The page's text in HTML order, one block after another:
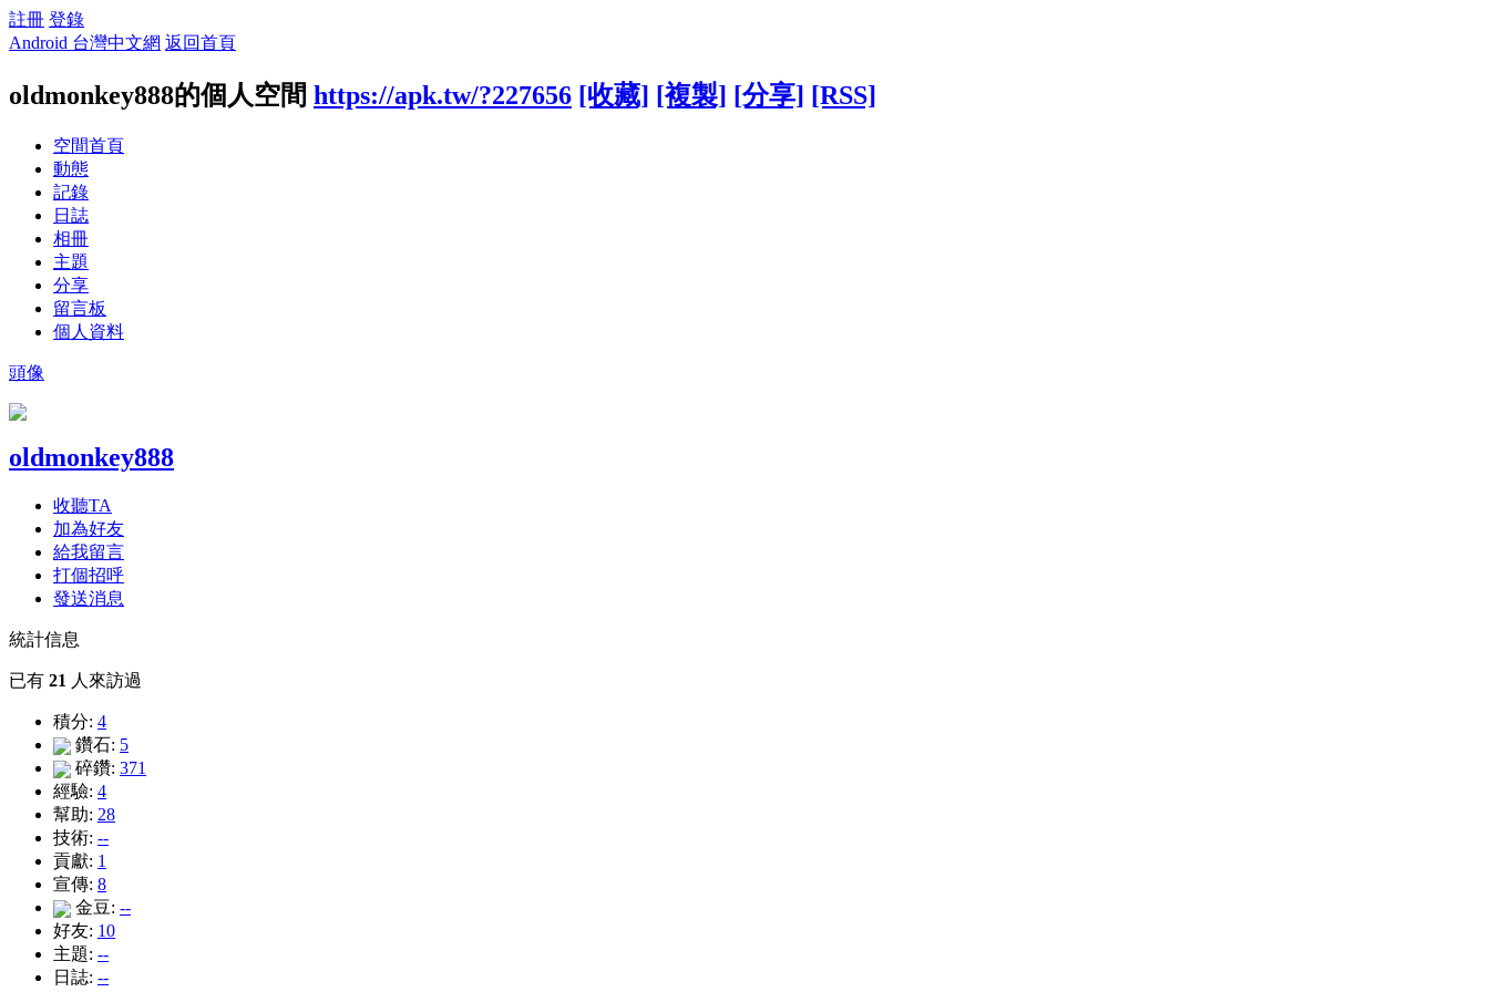
註冊 登錄
Android 台灣中文網 返回首頁
oldmonkey888的個人空間 https://apk.tw/?227656 [收藏] [複製] [分享] [RSS]
空間首頁
動態
記錄
日誌
相冊
主題
分享
留言板
個人資料
頭像
oldmonkey888
收聽TA
加為好友
給我留言
打個招呼
發送消息
統計信息
已有 21 人來訪過
積分: 4
鑽石: 5
碎鑽: 371
經驗: 4
幫助: 28
技術: --
貢獻: 1
宣傳: 8
金豆: --
好友: 10
主題: --
日誌: --